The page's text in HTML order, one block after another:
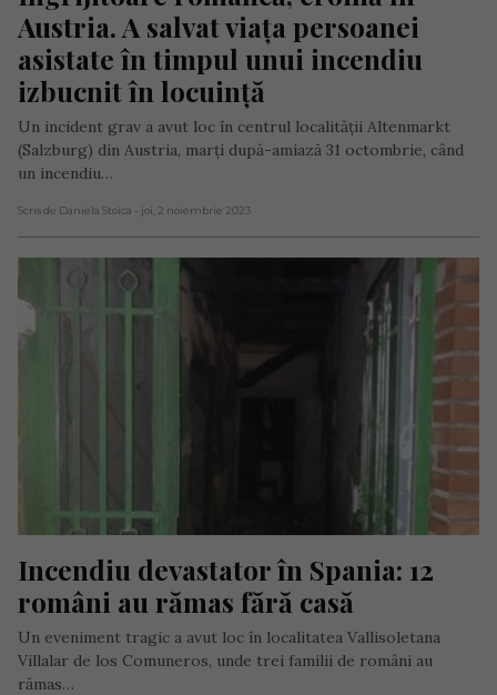
Austria. A salvat viața persoanei
asistate în timpul unui incendiu
izbucnit în locuință
Un incident grav a avut loc în centrul localității Altenmarkt
(Salzburg) din Austria, marți după-amiază 31 octombrie, când
un incendiu…
Scris de Daniela Stoica - joi, 2 noiembrie 2023
Incendiu devastator în Spania: 12
români au rămas fără casă
Un eveniment tragic a avut loc în localitatea Vallisoletana
Villalar de los Comuneros, unde trei familii de români au
rămas…